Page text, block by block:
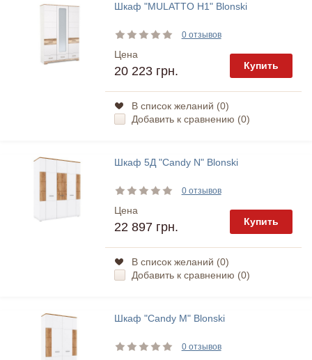
Шкаф "MULATTO H1" Blonski
0 отзывов
Цена
20 223 грн. Купить
В список желаний (0)
Добавить к сравнению (0)
Шкаф 5Д "Candy N" Blonski
0 отзывов
Цена
22 897 грн. Купить
В список желаний (0)
Добавить к сравнению (0)
Шкаф "Candy M" Blonski
0 отзывов